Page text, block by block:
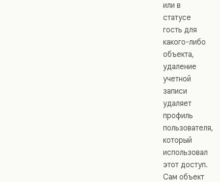
или в
статусе
гость для
какого-либо
объекта,
удаление
учетной
записи
удаляет
профиль
пользователя,
который
использовал
этот доступ.
Сам объект